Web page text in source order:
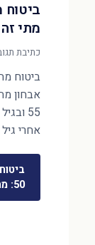
מתי
כתיבת
ביטוח
אבחון
אחרי גיל 50.
50: מתי זה שווה את הכסף?